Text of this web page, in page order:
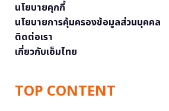
นโยบายคุกกี้
นโยบายการคุ้มครองข้อมูลส่วนบุคคล
ติดต่อเรา
เกี่ยวกับเอ็มไทย
TOP CONTENT